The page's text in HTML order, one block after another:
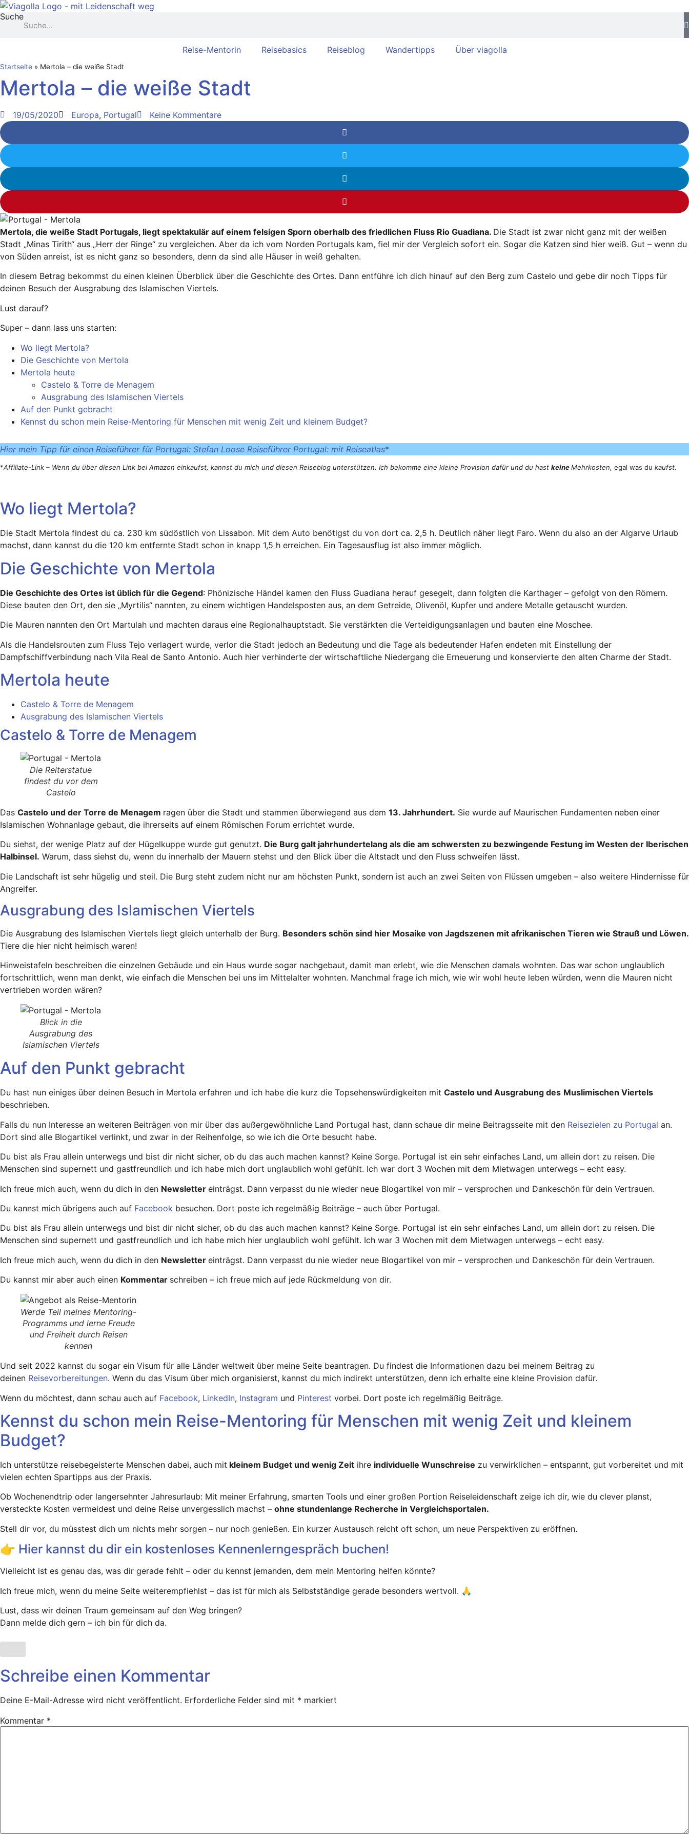
Zum
Inhalt
springen
Suche
Reise-Mentorin Reisebasics Reiseblog Wandertipps Über viagolla
Startseite » Mertola – die weiße Stadt
Mertola – die weiße Stadt
19/05/2020 Europa, Portugal Keine Kommentare
Mertola, die weiße Stadt Portugals, liegt spektakulär auf einem felsigen Sporn oberhalb des friedlichen Fluss Rio Guadiana. Die Stadt ist zwar nicht ganz mit der weißen
Stadt „Minas Tirith“ aus „Herr der Ringe“ zu vergleichen. Aber da ich vom Norden Portugals kam, fiel mir der Vergleich sofort ein. Sogar die Katzen sind hier weiß. Gut – wenn du
von Süden anreist, ist es nicht ganz so besonders, denn da sind alle Häuser in weiß gehalten.
In diesem Betrag bekommst du einen kleinen Überblick über die Geschichte des Ortes. Dann entführe ich dich hinauf auf den Berg zum Castelo und gebe dir noch Tipps für
deinen Besuch der Ausgrabung des Islamischen Viertels.
Lust darauf?
Super – dann lass uns starten:
Wo liegt Mertola?
Die Geschichte von Mertola
Mertola heute
Castelo & Torre de Menagem
Ausgrabung des Islamischen Viertels
Auf den Punkt gebracht
Kennst du schon mein Reise-Mentoring für Menschen mit wenig Zeit und kleinem Budget?
Hier mein Tipp für einen Reiseführer für Portugal: Stefan Loose Reiseführer Portugal: mit Reiseatlas*
*Affiliate-Link – Wenn du über diesen Link bei Amazon einkaufst, kannst du mich und diesen Reiseblog unterstützen. Ich bekomme eine kleine Provision dafür und du hast keineMehrkosten, egal was du kaufst.
Wo liegt Mertola?
Die Stadt Mertola findest du ca. 230 km südöstlich von Lissabon. Mit dem Auto benötigst du von dort ca. 2,5 h. Deutlich näher liegt Faro. Wenn du also an der Algarve Urlaub
machst, dann kannst du die 120 km entfernte Stadt schon in knapp 1,5 h erreichen. Ein Tagesausflug ist also immer möglich.
Die Geschichte von Mertola
Die Geschichte des Ortes ist üblich für die Gegend: Phönizische Händel kamen den Fluss Guadiana herauf gesegelt, dann folgten die Karthager – gefolgt von den Römern.
Diese bauten den Ort, den sie „Myrtilis“ nannten, zu einem wichtigen Handelsposten aus, an dem Getreide, Olivenöl, Kupfer und andere Metalle getauscht wurden.
Die Mauren nannten den Ort Martulah und machten daraus eine Regionalhauptstadt. Sie verstärkten die Verteidigungsanlagen und bauten eine Moschee.
Als die Handelsrouten zum Fluss Tejo verlagert wurde, verlor die Stadt jedoch an Bedeutung und die Tage als bedeutender Hafen endeten mit Einstellung der
Dampfschiffverbindung nach Vila Real de Santo Antonio. Auch hier verhinderte der wirtschaftliche Niedergang die Erneuerung und konservierte den alten Charme der Stadt.
Mertola heute
Castelo & Torre de Menagem
Ausgrabung des Islamischen Viertels
Castelo & Torre de Menagem
Die Reiterstatue
findest du vor dem
Castelo
Das Castelo und der Torre de Menagem ragen über die Stadt und stammen überwiegend aus dem 13. Jahrhundert. Sie wurde auf Maurischen Fundamenten neben einer
Islamischen Wohnanlage gebaut, die ihrerseits auf einem Römischen Forum errichtet wurde.
Du siehst, der wenige Platz auf der Hügelkuppe wurde gut genutzt. Die Burg galt jahrhundertelang als die am schwersten zu bezwingende Festung im Westen der Iberischen
Halbinsel. Warum, dass siehst du, wenn du innerhalb der Mauern stehst und den Blick über die Altstadt und den Fluss schweifen lässt.
Die Landschaft ist sehr hügelig und steil. Die Burg steht zudem nicht nur am höchsten Punkt, sondern ist auch an zwei Seiten von Flüssen umgeben – also weitere Hindernisse für
Angreifer.
Ausgrabung des Islamischen Viertels
Die Ausgrabung des Islamischen Viertels liegt gleich unterhalb der Burg. Besonders schön sind hier Mosaike von Jagdszenen mit afrikanischen Tieren wie Strauß und Löwen.
Tiere die hier nicht heimisch waren!
Hinweistafeln beschreiben die einzelnen Gebäude und ein Haus wurde sogar nachgebaut, damit man erlebt, wie die Menschen damals wohnten. Das war schon unglaublich
fortschrittlich, wenn man denkt, wie einfach die Menschen bei uns im Mittelalter wohnten. Manchmal frage ich mich, wie wir wohl heute leben würden, wenn die Mauren nicht
vertrieben worden wären?
Blick in die
Ausgrabung des
Islamischen Viertels
Auf den Punkt gebracht
Du hast nun einiges über deinen Besuch in Mertola erfahren und ich habe die kurz die Topsehenswürdigkeiten mit Castelo und Ausgrabung des Muslimischen Viertels
beschrieben.
Falls du nun Interesse an weiteren Beiträgen von mir über das außergewöhnliche Land Portugal hast, dann schaue dir meine Beitragsseite mit den Reisezielen zu Portugal an.
Dort sind alle Blogartikel verlinkt, und zwar in der Reihenfolge, so wie ich die Orte besucht habe.
Du bist als Frau allein unterwegs und bist dir nicht sicher, ob du das auch machen kannst? Keine Sorge. Portugal ist ein sehr einfaches Land, um allein dort zu reisen. Die
Menschen sind supernett und gastfreundlich und ich habe mich dort unglaublich wohl gefühlt. Ich war dort 3 Wochen mit dem Mietwagen unterwegs – echt easy.
Ich freue mich auch, wenn du dich in den Newsletter einträgst. Dann verpasst du nie wieder neue Blogartikel von mir – versprochen und Dankeschön für dein Vertrauen.
Du kannst mich übrigens auch auf Facebook besuchen. Dort poste ich regelmäßig Beiträge – auch über Portugal.
Du bist als Frau allein unterwegs und bist dir nicht sicher, ob du das auch machen kannst? Keine Sorge. Portugal ist ein sehr einfaches Land, um allein dort zu reisen. Die
Menschen sind supernett und gastfreundlich und ich habe mich hier unglaublich wohl gefühlt. Ich war 3 Wochen mit dem Mietwagen unterwegs – echt easy.
Ich freue mich auch, wenn du dich in den Newsletter einträgst. Dann verpasst du nie wieder neue Blogartikel von mir – versprochen und Dankeschön für dein Vertrauen.
Du kannst mir aber auch einen Kommentar schreiben – ich freue mich auf jede Rückmeldung von dir.
Werde Teil meines Mentoring-
Programms und lerne Freude
und Freiheit durch Reisen
kennen
Und seit 2022 kannst du sogar ein Visum für alle Länder weltweit über meine Seite beantragen. Du findest die Informationen dazu bei meinem Beitrag zu
deinen Reisevorbereitungen. Wenn du das Visum über mich organisierst, kannst du mich indirekt unterstützen, denn ich erhalte eine kleine Provision dafür.
Wenn du möchtest, dann schau auch auf Facebook, LinkedIn, Instagram und Pinterest vorbei. Dort poste ich regelmäßig Beiträge.
Kennst du schon mein Reise-Mentoring für Menschen mit wenig Zeit und kleinem
Budget?
Ich unterstütze reisebegeisterte Menschen dabei, auch mit kleinem Budget und wenig Zeit ihre individuelle Wunschreise zu verwirklichen – entspannt, gut vorbereitet und mit
vielen echten Spartipps aus der Praxis.
Ob Wochenendtrip oder langersehnter Jahresurlaub: Mit meiner Erfahrung, smarten Tools und einer großen Portion Reiseleidenschaft zeige ich dir, wie du clever planst,
versteckte Kosten vermeidest und deine Reise unvergesslich machst – ohne stundenlange Recherche in Vergleichsportalen.
Stell dir vor, du müsstest dich um nichts mehr sorgen – nur noch genießen. Ein kurzer Austausch reicht oft schon, um neue Perspektiven zu eröffnen.
👉 Hier kannst du dir ein kostenloses Kennenlerngespräch buchen!
Vielleicht ist es genau das, was dir gerade fehlt – oder du kennst jemanden, dem mein Mentoring helfen könnte?
Ich freue mich, wenn du meine Seite weiterempfiehlst – das ist für mich als Selbstständige gerade besonders wertvoll. 🙏
Lust, dass wir deinen Traum gemeinsam auf den Weg bringen?
Dann melde dich gern – ich bin für dich da.
Schreibe einen Kommentar
Deine E-Mail-Adresse wird nicht veröffentlicht. Erforderliche Felder sind mit * markiert
Kommentar *